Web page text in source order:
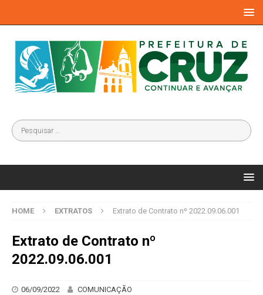
HOME EXTRATOS Extrato de Contrato nº 2022.09.06.001
Extrato de Contrato nº
2022.09.06.001
06/09/2022 COMUNICAÇÃO